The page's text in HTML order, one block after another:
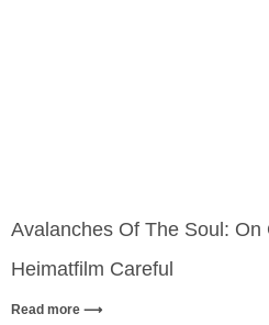
Avalanches Of The Soul: On
Heimatfilm Careful
Read more ⟶